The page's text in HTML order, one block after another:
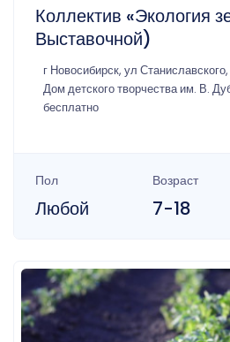
Коллектив «Экология
Выставочной)
г Новосибирск, ул
Дом детского творчества им. В.
бесплатно
Пол
Любой
Возраст
7-18